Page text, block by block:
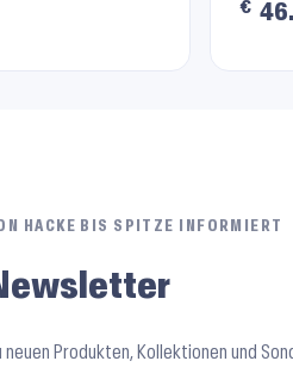
€ 46.
HACKE BIS SPITZE INFORMIERT
neuen Produkten, Kollektionen und